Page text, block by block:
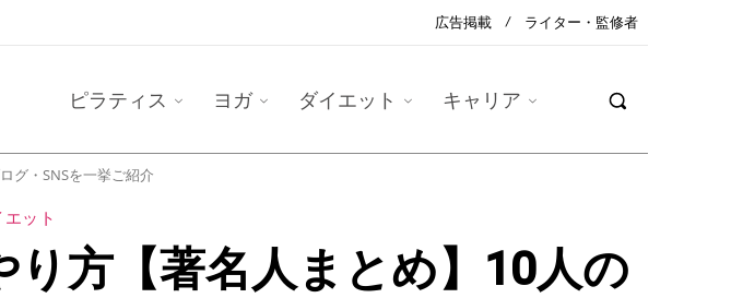
広告掲載 ライター・監修者
ピラティス ヨガ ダイエット キャリア
グ・SNSを一挙ご紹介
ット
方【著名人まとめ】10人の